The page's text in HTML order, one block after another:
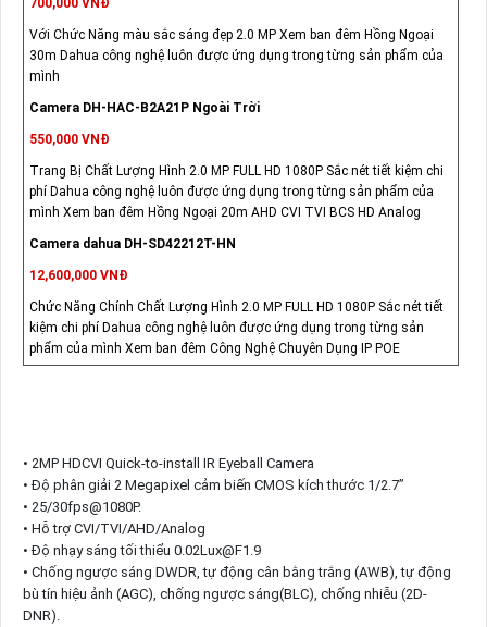
700,000 VNĐ
Với Chức Năng màu sắc sáng đẹp 2.0 MP Xem ban đêm Hồng Ngoại
30m Dahua công nghệ luôn được ứng dụng trong từng sản phẩm của
mình
Camera DH-HAC-B2A21P Ngoài Trời
550,000 VNĐ
Trang Bị Chất Lượng Hình 2.0 MP FULL HD 1080P Sắc nét tiết kiệm chi
phí Dahua công nghệ luôn được ứng dụng trong từng sản phẩm của
mình Xem ban đêm Hồng Ngoại 20m AHD CVI TVI BCS HD Analog
Camera dahua DH-SD42212T-HN
12,600,000 VNĐ
Chức Năng Chính Chất Lượng Hình 2.0 MP FULL HD 1080P Sắc nét tiết
kiệm chi phí Dahua công nghệ luôn được ứng dụng trong từng sản
phẩm của mình Xem ban đêm Công Nghệ Chuyên Dụng IP POE
• 2MP HDCVI Quick-to-install IR Eyeball Camera
• Độ phân giải 2 Megapixel cảm biến CMOS kích thước 1/2.7”
• 25/30fps@1080P.
• Hỗ trợ CVI/TVI/AHD/Analog
• Độ nhạy sáng tối thiểu 0.02Lux@F1.9
• Chống ngược sáng DWDR, tự động cân bằng trắng (AWB), tự động
bù tín hiệu ảnh (AGC), chống ngược sáng(BLC), chống nhiễu (2D-
DNR).